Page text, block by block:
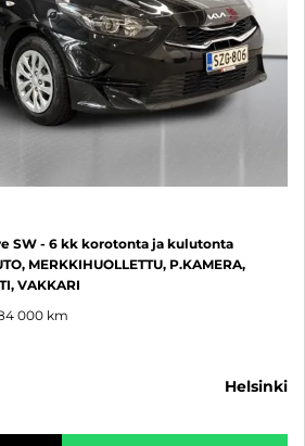
SW - 6 kk korotonta ja kulutonta
MERKKIHUOLLETTU, P.KAMERA,
VAKKARI
000 km
helsinki